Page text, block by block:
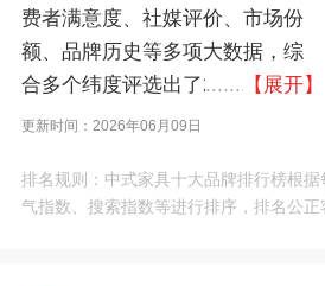
费者满意度、社媒评价、市场份
额、品牌历史等多项大数据，综
合多个纬度评选出了2026年中式
家具十大品牌排行榜，其中前十
檀、大清翰林、永华家具、明堂
红木、友联为家、伍氏兴隆、青
【展开】
更新时间：2026年06月09日
排名规则：中式家具十大品牌排行榜根据
气指数、搜索指数等进行排序，排名公正